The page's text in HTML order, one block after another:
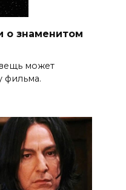
о знаменитом
может
фильма.